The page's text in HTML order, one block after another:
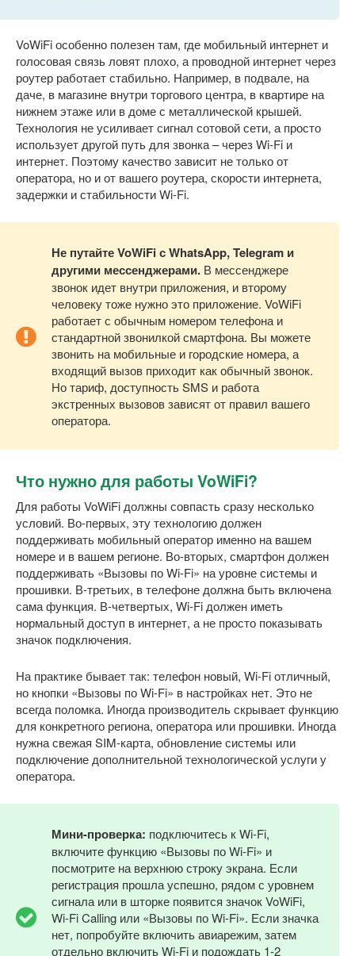
VoWiFi особенно полезен там, где мобильный интернет и
голосовая связь ловят плохо, а проводной интернет через
роутер работает стабильно. Например, в подвале, на
даче, в магазине внутри торгового центра, в квартире на
нижнем этаже или в доме с металлической крышей.
Технология не усиливает сигнал сотовой сети, а просто
использует другой путь для звонка – через Wi-Fi и
интернет. Поэтому качество зависит не только от
оператора, но и от вашего роутера, скорости интернета,
задержки и стабильности Wi-Fi.
Не путайте VoWiFi с WhatsApp, Telegram и
другими мессенджерами. В мессенджере
звонок идет внутри приложения, и второму
человеку тоже нужно это приложение. VoWiFi
работает с обычным номером телефона и
стандартной звонилкой смартфона. Вы можете
звонить на мобильные и городские номера, а
входящий вызов приходит как обычный звонок.
Но тариф, доступность SMS и работа
экстренных вызовов зависят от правил вашего
оператора.
Что нужно для работы VoWiFi?
Для работы VoWiFi должны совпасть сразу несколько
условий. Во-первых, эту технологию должен
поддерживать мобильный оператор именно на вашем
номере и в вашем регионе. Во-вторых, смартфон должен
поддерживать «Вызовы по Wi-Fi» на уровне системы и
прошивки. В-третьих, в телефоне должна быть включена
сама функция. В-четвертых, Wi-Fi должен иметь
нормальный доступ в интернет, а не просто показывать
значок подключения.
На практике бывает так: телефон новый, Wi-Fi отличный,
но кнопки «Вызовы по Wi-Fi» в настройках нет. Это не
всегда поломка. Иногда производитель скрывает функцию
для конкретного региона, оператора или прошивки. Иногда
нужна свежая SIM-карта, обновление системы или
подключение дополнительной технологической услуги у
оператора.
Мини-проверка: подключитесь к Wi-Fi,
включите функцию «Вызовы по Wi-Fi» и
посмотрите на верхнюю строку экрана. Если
регистрация прошла успешно, рядом с уровнем
сигнала или в шторке появится значок VoWiFi,
Wi-Fi Calling или «Вызовы по Wi-Fi». Если значка
нет, попробуйте включить авиарежим, затем
отдельно включить Wi-Fi и подождать 1-2